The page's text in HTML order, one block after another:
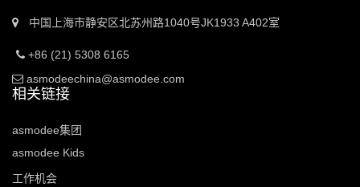
中国上海市静安区北苏州路1040号JK1933 A402室
+86 (21) 5308 6165
asmodeechina@asmodee.com
相关链接
asmodee集团
asmodee Kids
工作机会